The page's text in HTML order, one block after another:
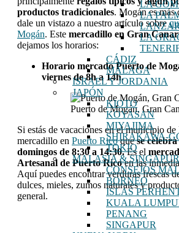
LA
LA
LA
CÁDIZ
MÁLAGA
ISRAEL Y JORDANIA
JAPÓN
KIOTO
KOYASAN
MIYAJIMA
SHIRAKAWA-
TOKIO
MALASIA & SINGAPUR
CONSEJOS
BORNEO
ISLAS
KUALA
PENANG
SINGAPUR
productos tradicionales. Mogán es más
dale un vistazo a nuestro artículo sobre
Mogán. Este mercadillo en Gran
dejamos los horarios:
Horario mercado Puerto de
viernes de 8h a 14h.
Puerto de Mogán, Gran
Si estás de vacaciones en el municipio
mercadillo en Puerto Ricoquese
domingos de 8:30 a 14:30.Es el
Artesanal de Puerto Ricoen las
Aquí puedes encontrar verduras frescas
dulces, mieles, zumos naturales y
general.